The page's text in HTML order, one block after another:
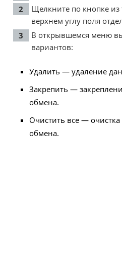
Щелкните по кнопке из
верхнем углу поля
В открывшемся меню
вариантов:
Удалить — удаление
Закрепить —
обмена.
Очистить все —
обмена.